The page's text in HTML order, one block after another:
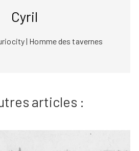
Cyril
| Homme des tavernes
articles :